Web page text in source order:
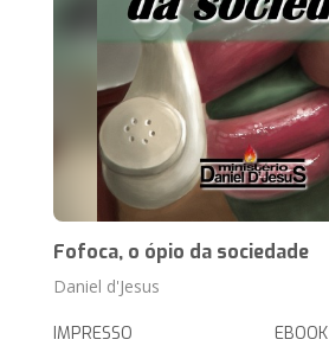
Fofoca, o ópio da sociedade
Daniel d'Jesus
IMPRESSO EBOOK